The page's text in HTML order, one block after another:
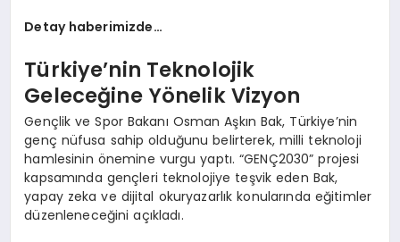
Detay haberimizde…
Türkiye’nin Teknolojik
Geleceğine Yönelik Vizyon
Gençlik ve Spor Bakanı Osman Aşkın Bak, Türkiye’nin
genç nüfusa sahip olduğunu belirterek, milli teknoloji
hamlesinin önemine vurgu yaptı. “GENÇ2030” projesi
kapsamında gençleri teknolojiye teşvik eden Bak,
yapay zeka ve dijital okuryazarlık konularında eğitimler
düzenleneceğini açıkladı.